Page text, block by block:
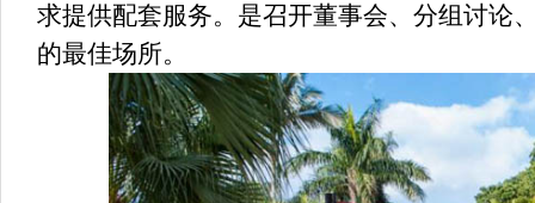
求提供配套服务。是召开董事会、分组讨论
的最佳场所。